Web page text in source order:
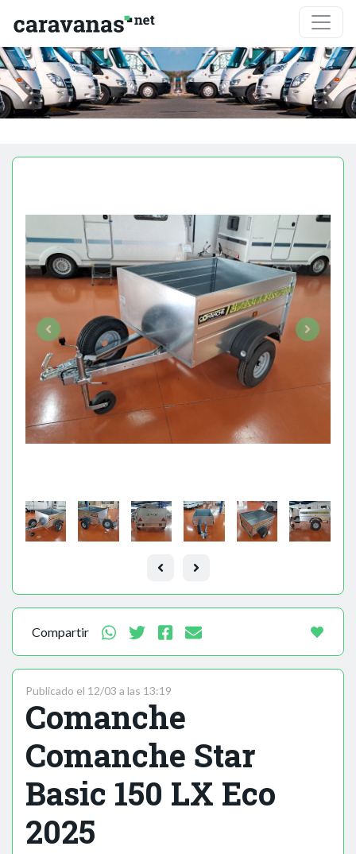
Compartir
Publicado el 12/03 a las 13:19
Comanche
Comanche Star
Basic 150 LX Eco
2025